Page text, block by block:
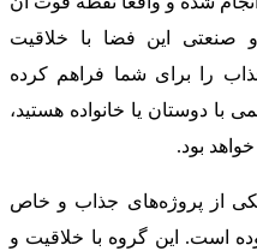
این فضا با خلاقیت
را برای شما فراهم کرده
با دوستان یا خانواده هستید،
بود.
از پروژه‌های جذاب و خاص
است. این گروه با خلاقیت و